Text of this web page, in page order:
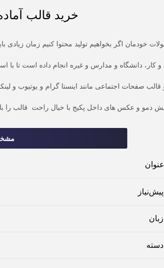
خرید قالب
خودمان اگر بخواهیم تولید محتوا کنیم زمان زیادی
دانشگاه و مدارس و غیره انجام داده است تا با
صفحات اجتماعی مانند اینستا گرام و یوتیوب و
دمو و عکس های داخل پکیج با خیال راحت قالب را
عنوان
پیش‌نیاز
زبان
دسته